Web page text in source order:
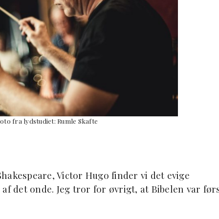
fra lydstudiet: Rumle Skafte
Victor Hugo finder vi det evige
det onde. Jeg tror for øvrigt, at Bibelen var